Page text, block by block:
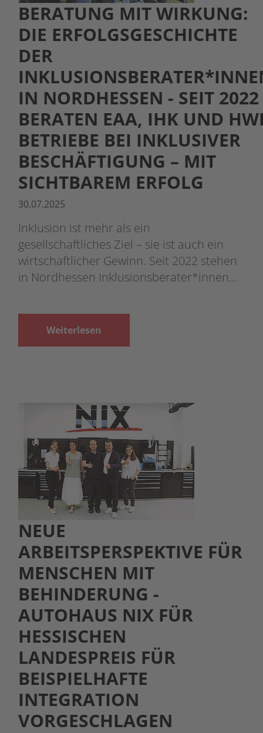
BERATUNG MIT WIRKUNG:
DIE ERFOLGSGESCHICHTE
DER
IN NORDHESSEN - SEIT 2022
BERATEN EAA, IHK UND
BETRIEBE BEI INKLUSIVER
BESCHÄFTIGUNG – MIT
SICHTBAREM ERFOLG
30.07.2025
Inklusion ist mehr als ein
gesellschaftliches Ziel – sie ist auch ein
wirtschaftlicher Gewinn. Seit 2022 stehen
in Nordhessen Inklusionsberater*innen…
Weiterlesen
NEUE
ARBEITSPERSPEKTIVE FÜR
MENSCHEN MIT
BEHINDERUNG -
AUTOHAUS NIX FÜR
HESSISCHEN
LANDESPREIS FÜR
BEISPIELHAFTE
INTEGRATION
VORGESCHLAGEN